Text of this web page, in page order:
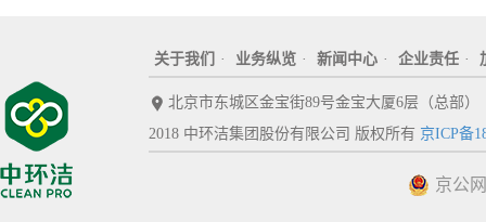
关于我们 · 业务纵览 · 新闻中心 · 企业责任 ·
北京市东城区金宝街89号金宝大厦6层（总部）
2018 中环洁集团股份有限公司 版权所有 京ICP备
京公